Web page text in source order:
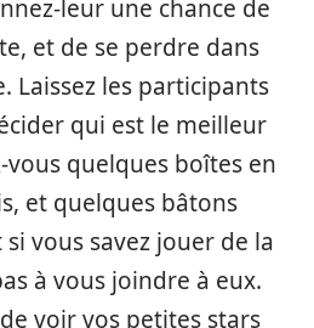
leur une chance de
et de se perdre dans
Laissez les participants
qui est le meilleur
vous quelques boîtes en
et quelques bâtons
si vous savez jouer de la
à vous joindre à eux.
voir vos petites stars